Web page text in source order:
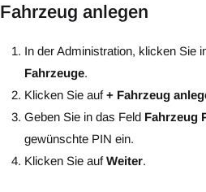
Fahrzeug anlegen
In der Administration, klicken Sie
Fahrzeuge.
Klicken Sie auf+ Fahrzeug
Geben Sie in das Feld Fahrzeug
gewünschte PIN ein.
Klicken Sie aufWeiter.